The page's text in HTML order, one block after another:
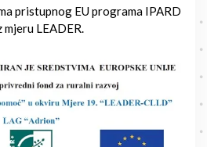
pristupnog EU programa IPARD
mjeru LEADER.